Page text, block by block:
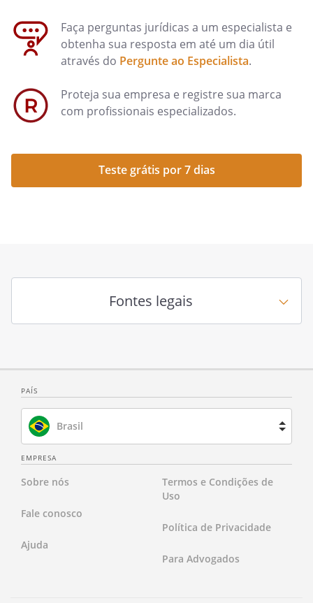
Faça perguntas jurídicas a um especialista e
obtenha sua resposta em até um dia útil
através do Pergunte ao Especialista.
Proteja sua empresa e registre sua marca
com profissionais especializados.
Teste grátis por 7 dias
Fontes legais
PAÍS
Brasil
França
Holanda
EMPRESA
Sobre nós
Fale conosco
Ajuda
Termos e Condições de
Uso
Política de Privacidade
Para Advogados